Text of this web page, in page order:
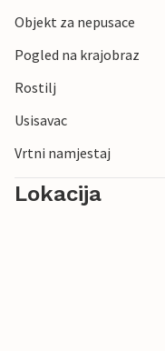
Objekt za nepusace
Pogled na krajobraz
Rostilj
Usisavac
Vrtni namjestaj
Lokacija